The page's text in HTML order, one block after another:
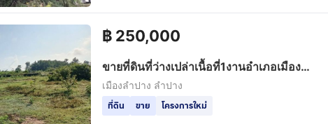
฿ 250,000
ขายที่ดินที่ว่างเปล่าเนื้อที่1งานอำเภอเมือง
จังหวัดลำปางมีไฟฟ้ามีน้ำประปาในชุมชนบ้าน
โทกหัวช้างตำบลพระบาทห่างตัวเมืองลำปาง
ไป5กิโลราคา250000 สน
เมืองลำปาง ลำปาง
ที่ดิน ขาย โครงการใหม่